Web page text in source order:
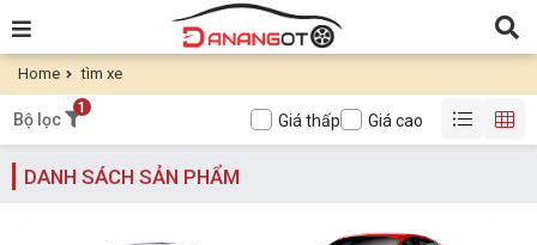
Home tìm xe
Bộ lọc
1
Giá thấp Giá cao
DANH SÁCH SẢN PHẨM